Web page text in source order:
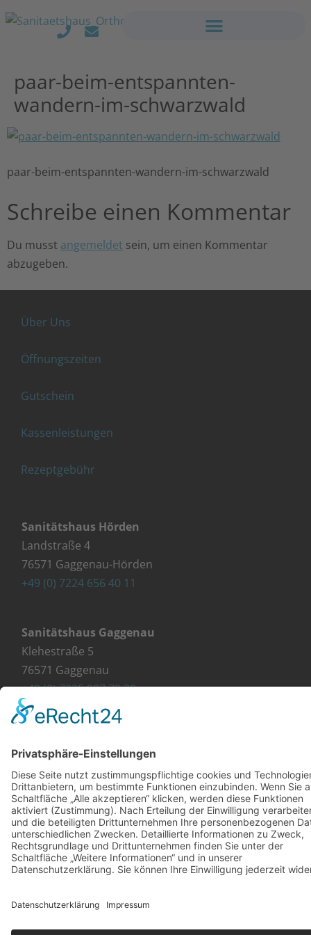
paar-beim-entspannten-
wandern-im-schwarzwald
paar-beim-entspannten-wandern-im-schwarzwald
Schreibe einen Kommentar
Du musst angemeldet sein, um einen Kommentar
abzugeben.
Über Uns
Öffnungszeiten
Gutschein
Kassenleistungen
Rezeptgebühr
Sanitätshaus Hörden
Landstraße 4
76571 Gaggenau-Hörden
+49 (0) 7224 656 40 11
Sanitätshaus Gaggenau
Klehestraße 5
76571 Gaggenau
+49 (0) 7225 987 79 30
© Copyright 2023 - Orthopädie Wurst
Kontakt Impressum Datenschutzerklärung
Diese Website ist mit viel ❤ von werbekueche.com